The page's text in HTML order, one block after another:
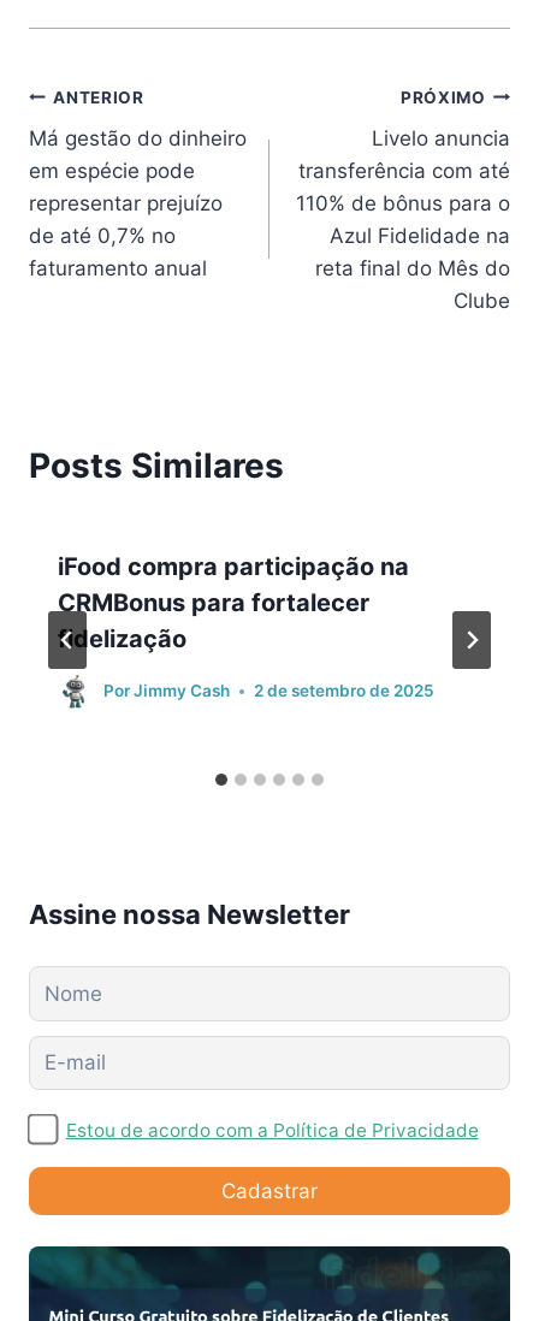
ANTERIOR
Má gestão do dinheiro
em espécie pode
representar prejuízo
de até 0,7% no
faturamento anual
PRÓXIMO
Livelo anuncia
transferência com até
110% de bônus para o
Azul Fidelidade na
reta final do Mês do
Clube
Posts Similares
iFood compra participação na
CRMBonus para fortalecer
fidelização
PorJimmy Cash 2 de setembro de 2025
Assine nossa Newsletter
Estou de acordo com a Política de Privacidade